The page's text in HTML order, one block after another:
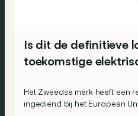
Is dit de definitieve
toekomstige
Het Zweedse merk heeft een
ingediend bij het European